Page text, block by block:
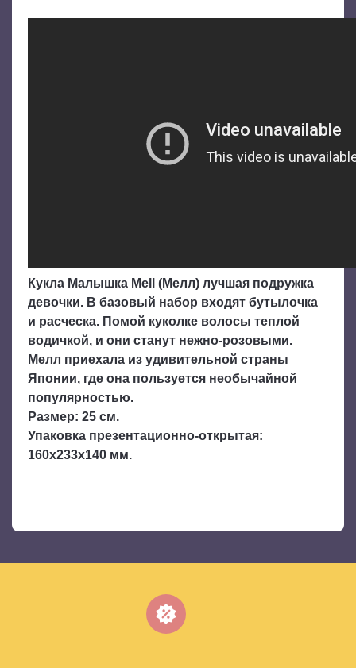
Кукла Малышка Mell (Мелл) лучшая подружка
девочки. В базовый набор входят бутылочка
и расческа. Помой куколке волосы теплой
водичкой, и они станут нежно-розовыми.
Мелл приехала из удивительной страны
Японии, где она пользуется необычайной
популярностью.
Размер: 25 см.
Упаковка презентационно-открытая:
160х233х140 мм.